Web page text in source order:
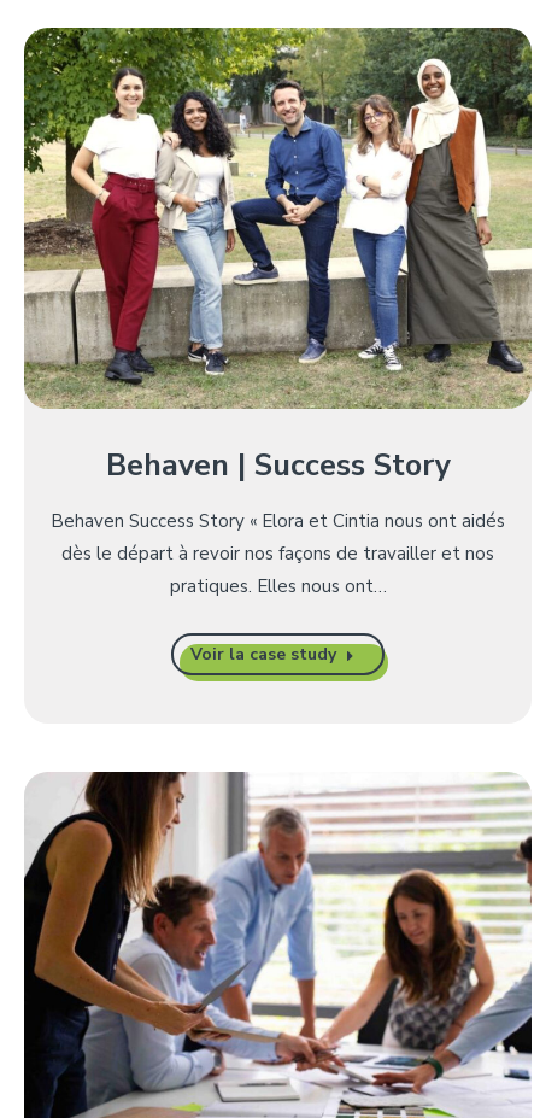
Behaven | Success Story
Behaven Success Story « Elora et Cintia nous ont aidés
dès le départ à revoir nos façons de travailler et nos
pratiques. Elles nous ont…
Voir la case study